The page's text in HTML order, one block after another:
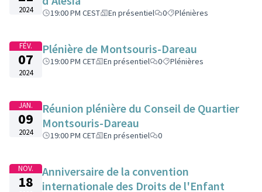
2024 19:00 PM CEST En présentiel 0 Plénières
FÉV.
07
2024
Plénière de Montsouris-Dareau
19:00 PM CET En présentiel 0 Plénières
JAN.
09
2024
Réunion plénière du Conseil de Quartier
Montsouris-Dareau
19:00 PM CET En présentiel 0
NOV.
18
Anniversaire de la convention
internationale des Droits de l'Enfant